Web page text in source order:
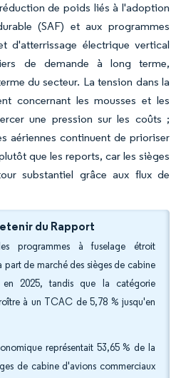
de poids liés à l'adoption
(SAF) et aux programmes
d'atterrissage électrique vertical
de demande à long terme,
du secteur. La tension dans la
concernant les mousses et les
une pression sur les coûts ;
aériennes continuent de prioriser
que les reports, car les sièges
substantiel grâce aux flux de
du Rapport
programmes à fuselage étroit
part de marché des sièges de cabine
en 2025, tandis que la catégorie
à un TCAC de 5,78 % jusqu'en
représentait 53,65 % de la
de cabine d'avions commerciaux